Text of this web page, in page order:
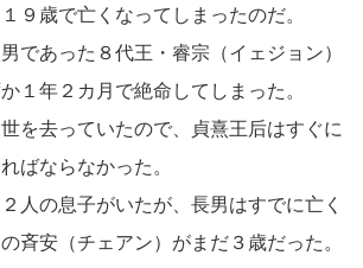
９歳で亡くなってしまったのだ。
であった８代王・睿宗（イェジョン）
１年２カ月で絶命してしまった。
を去っていたので、貞熹王后はすぐに
ばならなかった。
人の息子がいたが、長男はすでに亡く
斉安（チェアン）がまだ３歳だった。